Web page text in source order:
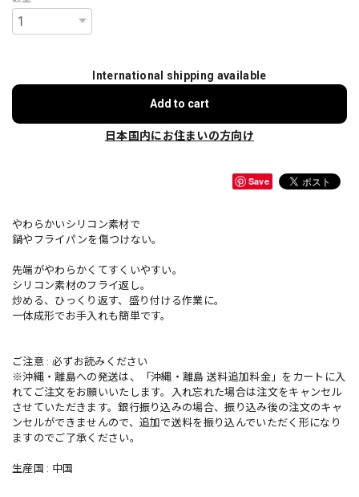
International shipping available
Add to cart
日本国内にお住まいの方向け
Save
やわらかいシリコン素材で
鍋やフライパンを傷つけない。
先端がやわらかくてすくいやすい。
シリコン素材のフライ返し。
炒める、ひっくり返す、盛り付ける作業に。
一体成形でお手入れも簡単です。
ご注意 : 必ずお読みください
※沖縄・離島への発送は、「沖縄・離島 送料追加料金」をカートに入
れてご注文をお願いいたします。入れ忘れた場合は注文をキャンセル
させていただきます。銀行振り込みの場合、振り込み後の注文のキャ
ンセルができませんので、追加で送料を振り込んでいただく形になり
ますのでご了承ください。
生産国 : 中国